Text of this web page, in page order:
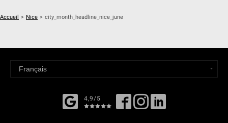
Accueil > Nice > city_month_headline_nice_june
4,9/5